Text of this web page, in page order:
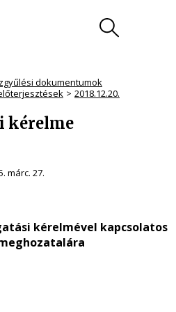
dokumentumok
2018.12.20.
kérelme
márc. 27.
kérelmével kapcsolatos